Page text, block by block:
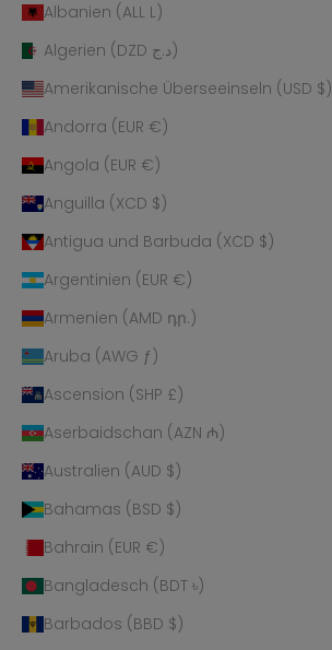
Albanien (ALL L)
Algerien (DZD د.ج)
Amerikanische Überseeinseln (USD $)
Andorra (EUR €)
Angola (EUR €)
Anguilla (XCD $)
Antigua und Barbuda (XCD $)
Argentinien (EUR €)
Armenien (AMD դր.)
Aruba (AWG ƒ)
Ascension (SHP £)
Aserbaidschan (AZN ₼)
Australien (AUD $)
Bahamas (BSD $)
Bahrain (EUR €)
Bangladesch (BDT ৳)
Barbados (BBD $)